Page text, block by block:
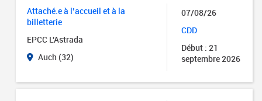
Attaché.e à l’accueil et à la
billetterie
EPCC L'Astrada
Auch (32)
07/08/26
CDD
Début : 21
septembre 2026